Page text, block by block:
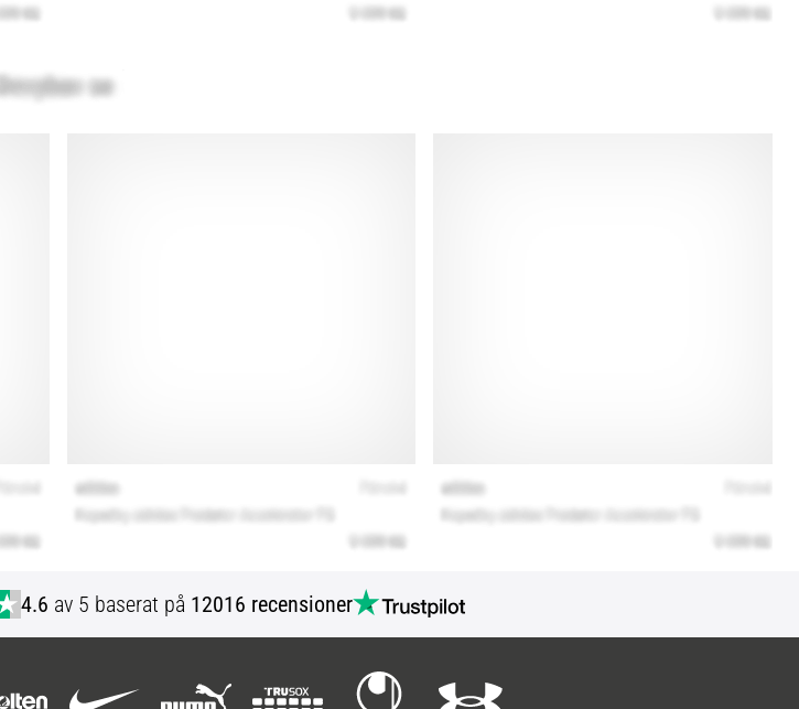
4.6 av 5 baserat på 12016 recensioner